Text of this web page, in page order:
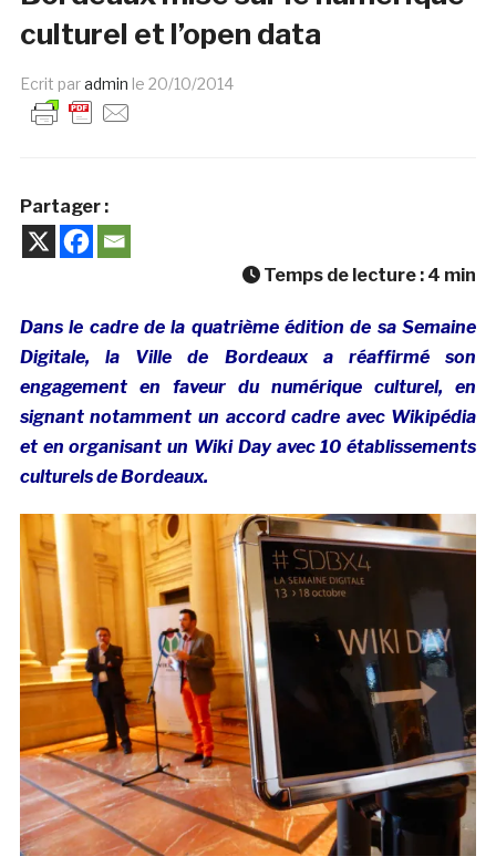
culturel et l’open data
Ecrit paradmin le 20/10/2014
Partager :
Temps de lecture : 4 min
Dans le cadre de la quatrième édition de sa Semaine
Digitale, la Ville de Bordeaux a réaffirmé son
engagement en faveur du numérique culturel, en
signant notamment un accord cadre avec Wikipédia
et en organisant un Wiki Day avec 10 établissements
culturels de Bordeaux.